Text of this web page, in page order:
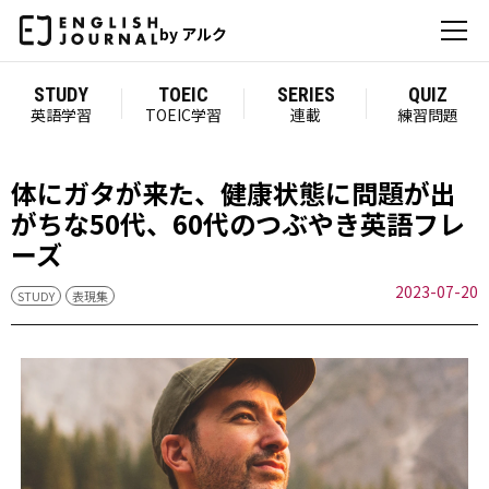
by アルク
STUDY
英語学習
TOEIC
TOEIC学習
SERIES
連載
QUIZ
練習問題
体にガタが来た、健康状態に問題が出
がちな50代、60代のつぶやき英語フレ
ーズ
STUDY 表現集 2023-07-20